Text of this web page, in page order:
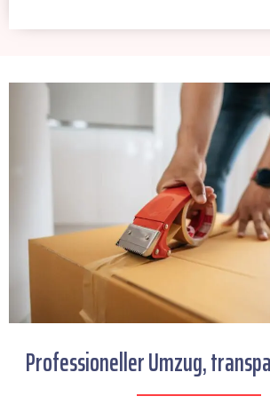
Professioneller Umzug,